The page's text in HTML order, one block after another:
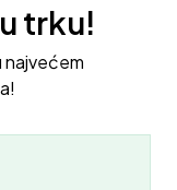
trku!
najvećem